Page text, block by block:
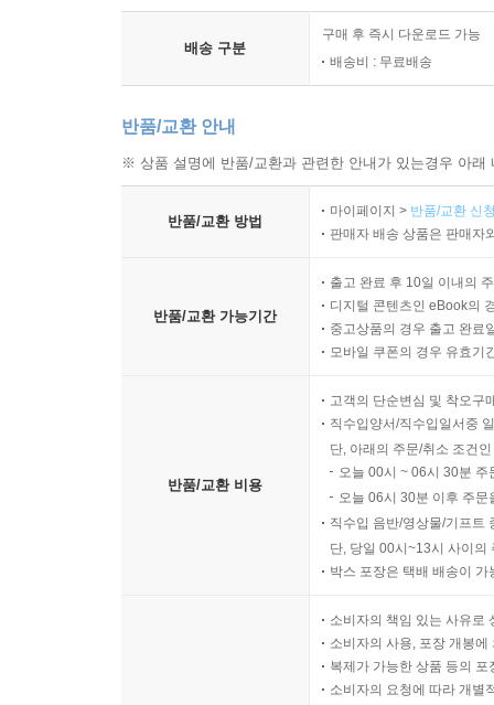
배송 구분
구매 후 즉시 다운로드 가능
배송비 : 무료배송
반품/교환 안내
※ 상품 설명에 반품/교환과 관련한 안내가 있는경우 아
반품/교환 방법
마이페이지 > 반품/교환 신
판매자 배송 상품은 판매자
반품/교환 가능기간
출고 완료 후 10일 이내의
디지털 콘텐츠인 eBook의
중고상품의 경우 출고 완료
모바일 쿠폰의 경우 유효기
반품/교환 비용
고객의 단순변심 및 착오구
직수입양서/직수입일서중
단, 아래의 주문/취소 조건
오늘 00시 ~ 06시 30분
오늘 06시 30분 이후 주
직수입 음반/영상물/기프트
단, 당일 00시~13시 사이의
박스 포장은 택배 배송이
소비자의 책임 있는 사유로
소비자의 사용, 포장 개봉
복제가 가능한 상품 등의
소비자의 요청에 따라 개별